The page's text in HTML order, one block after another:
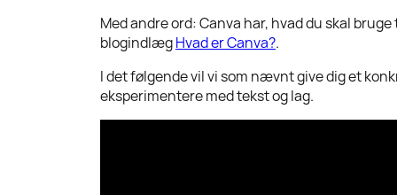
Med andre ord: Canva har, hvad du skal
blogindlægHvad er Canva?.
I det følgende vil vi som nævnt give dig et
eksperimentere med tekst og lag.